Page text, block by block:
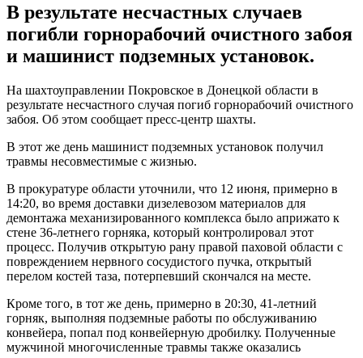
В результате несчастных случаев
погибли горнорабочий очистного забоя
и машинист подземных установок.
На шахтоуправлении Покровское в Донецкой области в
результате несчастного случая погиб горнорабочий очистного
забоя. Об этом сообщает пресс-центр шахты.
В этот же день машинист подземных установок получил
травмы несовместимые с жизнью.
В прокуратуре области уточнили, что 12 июня, примерно в
14:20, во время доставки дизелевозом материалов для
демонтажа механизированного комплекса было априжато к
стене 36-летнего горняка, который контролировал этот
процесс. Получив открытую рану правой паховой области с
повреждением нервного сосудистого пучка, открытый
перелом костей таза, потерпевший скончался на месте.
Кроме того, в тот же день, примерно в 20:30, 41-летний
горняк, выполняя подземные работы по обслуживанию
конвейера, попал под конвейерную дробилку. Полученные
мужчиной многочисленные травмы также оказались